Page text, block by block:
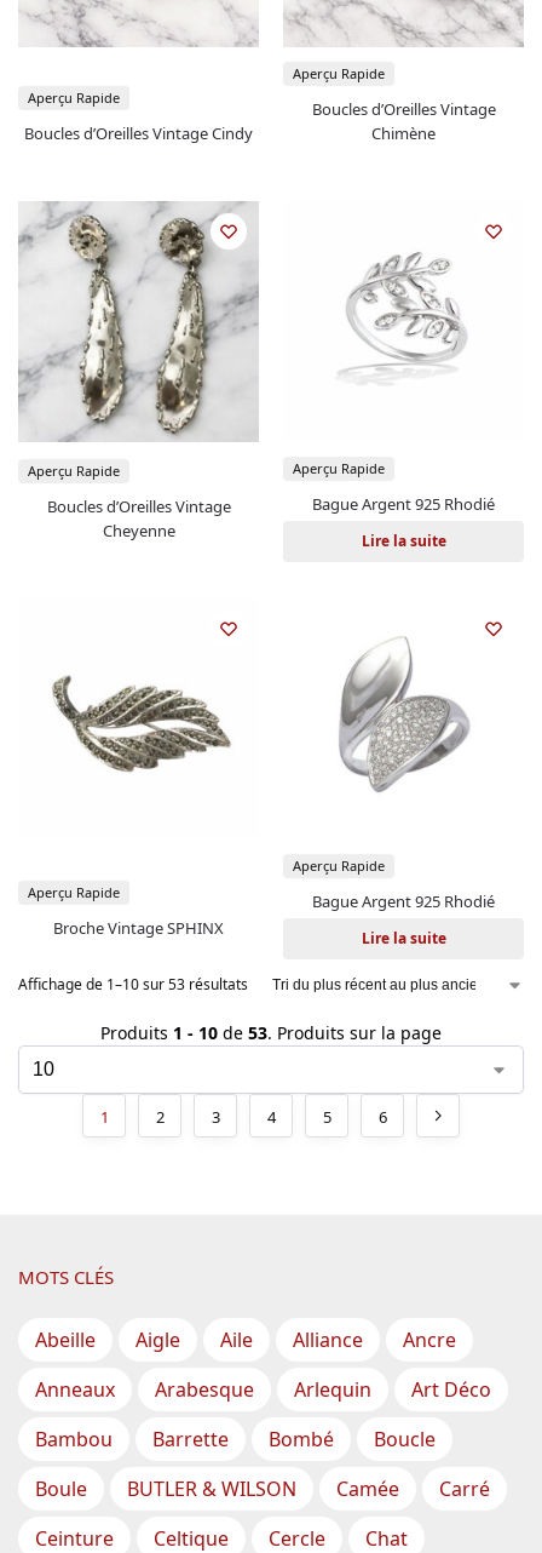
Boucles d’Oreilles Vintage Cindy
Aperçu Rapide
Boucles d’Oreilles Vintage
Chimène
Aperçu Rapide
Boucles d’Oreilles Vintage
Cheyenne
Aperçu Rapide
Bague Argent 925 Rhodié
Lire la suite
Aperçu Rapide
Broche Vintage SPHINX
Aperçu Rapide Bague Argent 925 Rhodié
Lire la suite
Aperçu Rapide
Affichage de 1–10 sur 53 résultats
Produits 1 - 10 de 53. Produits sur la page
1 2 3 4 5 6
MOTS CLÉS
Abeille Aigle Aile Alliance
Ancre
Anneaux
Arabesque Arlequin
Art Déco
Bambou
Barrette Bombé
Boucle
Boule
BUTLER & WILSON Camée
Carré
Ceinture
Celtique Cercle
Chat